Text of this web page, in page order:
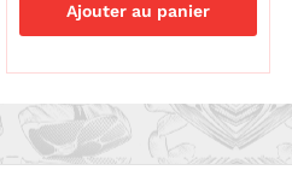
Ajouter au panier